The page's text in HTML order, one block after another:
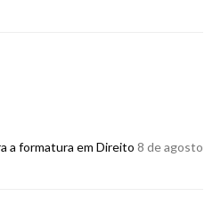
a formatura em Direito 8 de agosto